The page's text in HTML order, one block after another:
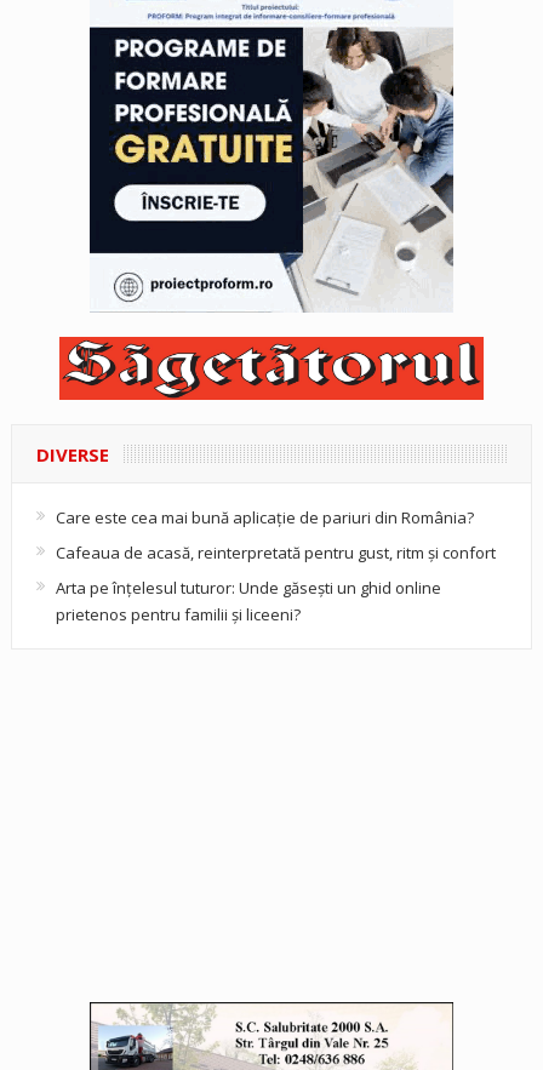
DIVERSE
Care este cea mai bună aplicație de pariuri din România?
Cafeaua de acasă, reinterpretată pentru gust, ritm și confort
Arta pe înțelesul tuturor: Unde găsești un ghid online
prietenos pentru familii și liceeni?